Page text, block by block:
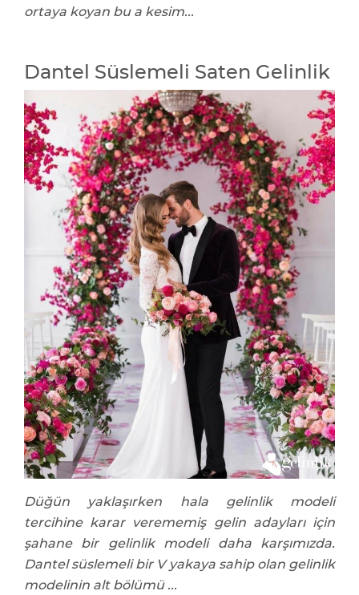
ortaya koyan bu a kesim...
Dantel Süslemeli Saten Gelinlik
Düğün yaklaşırken hala gelinlik modeli
tercihine karar verememiş gelin adayları için
şahane bir gelinlik modeli daha karşımızda.
Dantel süslemeli bir V yakaya sahip olan gelinlik
modelinin alt bölümü ...